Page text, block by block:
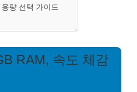
량 선택 가이드
RAM, 속도 체감